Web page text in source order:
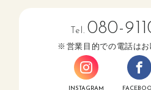
Tel. 080-
営業目的での電話はお
INSTAGRAM